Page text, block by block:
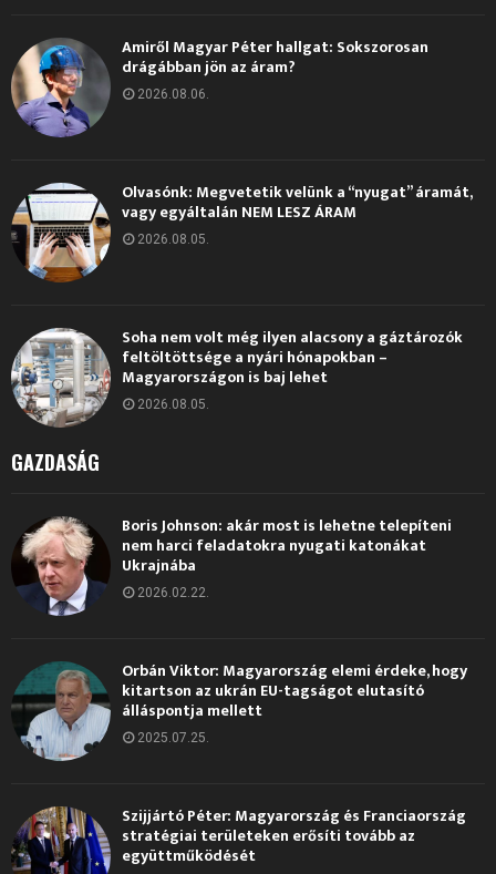
Amiről Magyar Péter hallgat: Sokszorosan
drágábban jön az áram?
2026.08.06.
Olvasónk: Megvetetik velünk a “nyugat” áramát,
vagy egyáltalán NEM LESZ ÁRAM
2026.08.05.
Soha nem volt még ilyen alacsony a gáztározók
feltöltöttsége a nyári hónapokban –
Magyarországon is baj lehet
2026.08.05.
GAZDASÁG
Boris Johnson: akár most is lehetne telepíteni
nem harci feladatokra nyugati katonákat
Ukrajnába
2026.02.22.
Orbán Viktor: Magyarország elemi érdeke, hogy
kitartson az ukrán EU-tagságot elutasító
álláspontja mellett
2025.07.25.
Szijjártó Péter: Magyarország és Franciaország
stratégiai területeken erősíti tovább az
együttműködését